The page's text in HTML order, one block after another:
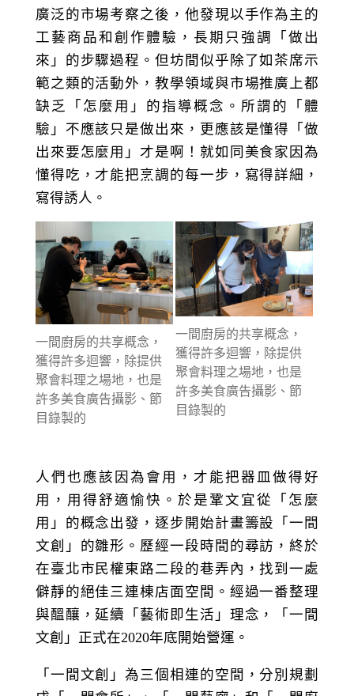
廣泛的市場考察之後，他發現以手作為主的
工藝商品和創作體驗，長期只強調「做出
來」的步驟過程。但坊間似乎除了如茶席示
範之類的活動外，教學領域與市場推廣上都
缺乏「怎麼用」的指導概念。所謂的「體
驗」不應該只是做出來，更應該是懂得「做
出來要怎麼用」才是啊！就如同美食家因為
懂得吃，才能把烹調的每一步，寫得詳細，
寫得誘人。
一間廚房的共享概念，
獲得許多迴響，除提供
聚會料理之場地，也是
許多美食廣告攝影、節
目錄製的
一間廚房的共享概念，
獲得許多迴響，除提供
聚會料理之場地，也是
許多美食廣告攝影、節
目錄製的
人們也應該因為會用，才能把器皿做得好
用，用得舒適愉快。於是鞏文宜從「怎麼
用」的概念出發，逐步開始計畫籌設「一間
文創」的雛形。歷經一段時間的尋訪，終於
在臺北市民權東路二段的巷弄內，找到一處
僻靜的絕佳三連棟店面空間。經過一番整理
與醞釀，延續「藝術即生活」理念，「一間
文創」正式在2020年底開始營運。
「一間文創」為三個相連的空間，分別規劃